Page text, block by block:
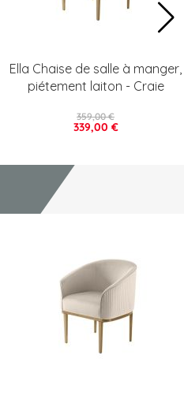
Ella Chaise de salle à manger,
piétement laiton - Craie
339,00 €
359,00 €